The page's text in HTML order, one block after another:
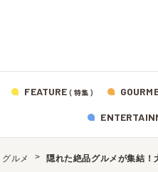
FEATURE ( 特集 )
グルメ 隠れた絶品グルメが集結